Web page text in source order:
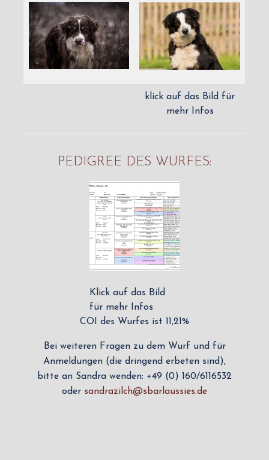
klick auf das Bild für
mehr Infos
PEDIGREE DES WURFES:
Klick auf das Bild
für mehr Infos
COI des Wurfes ist 11,21%
Bei weiteren Fragen zu dem Wurf und für
Anmeldungen (die dringend erbeten sind),
bitte an Sandra wenden: +49 (0) 160/6116532
oder sandrazilch@sbarlaussies.de